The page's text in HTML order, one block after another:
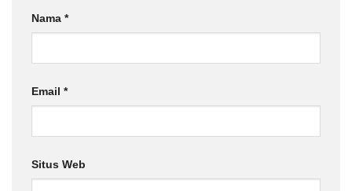
Nama *
Email *
Situs Web